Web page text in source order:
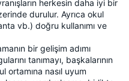
herkesin daha iyi bir
durulur. Ayrıca okul
vb.) doğru kullanımı ve
bir gelişim adımı
tanımayı, başkalarının
ortamına nasıl uyum